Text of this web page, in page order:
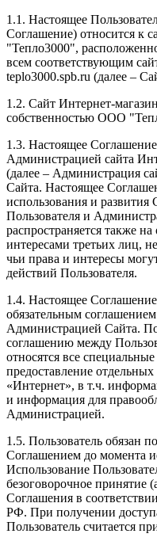
1.1. Настоящее
Соглашение) относится к
"Тепло3000",
всем соответствующим
teplo3000.spb.ru (далее –
1.2. Сайт Интернет-
собственностью ООО
1.3. Настоящее
Администрацией сайта
(далее – Администрация
Сайта. Настоящее
использования и развития
Пользователя и
распространяется также
интересами третьих лиц,
чьи права и интересы
действий Пользователя.
1.4. Настоящее
обязательным
Администрацией Сайта.
соглашению между
относятся все
предоставление
«Интернет», в т.ч.
и информация для
Администрацией.
1.5. Пользователь обязан
Соглашением до момента
Использование
безоговорочное принятие
Соглашения в
РФ. При получении
Пользователь считается